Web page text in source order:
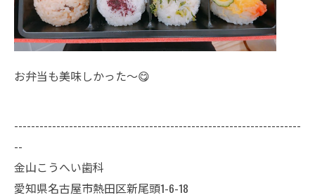
お弁当も美味しかった〜😋
--------------------------------------------------------------------
--
金山こうへい歯科
愛知県名古屋市熱田区新尾頭1-6-18